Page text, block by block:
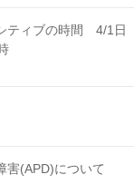
ティブの時間 4/1日
害(APD)について